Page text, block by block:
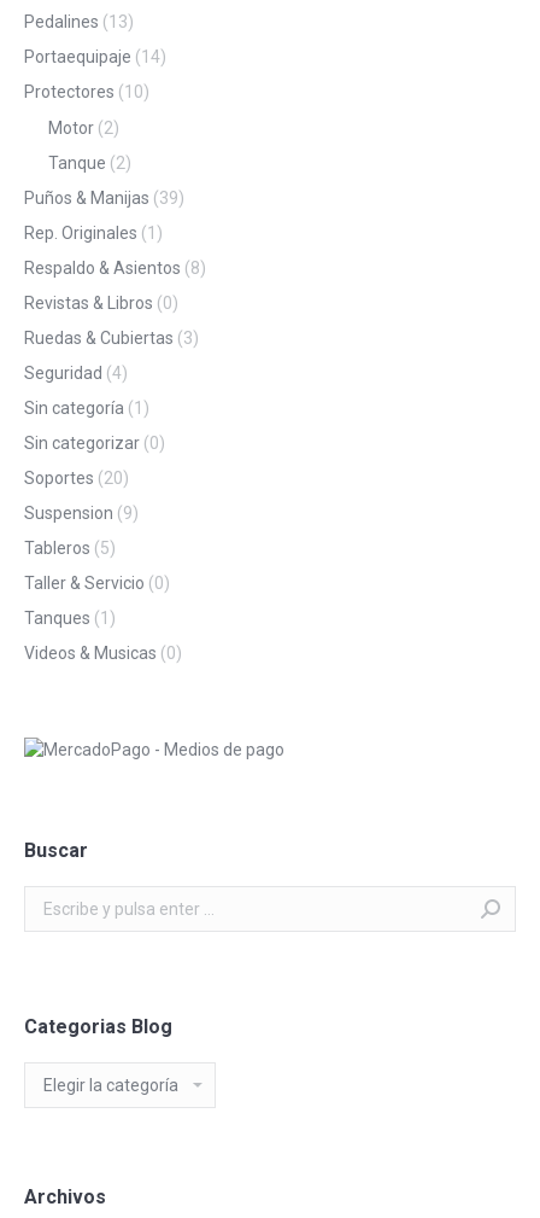
Pedalines (13)
Portaequipaje (14)
Protectores (10)
Motor (2)
Tanque (2)
Puños & Manijas (39)
Rep. Originales (1)
Respaldo & Asientos (8)
Revistas & Libros (0)
Ruedas & Cubiertas (3)
Seguridad (4)
Sin categoría (1)
Sin categorizar (0)
Soportes (20)
Suspension (9)
Tableros (5)
Taller & Servicio (0)
Tanques (1)
Videos & Musicas (0)
Buscar
Categorias Blog
Blog
Archivos